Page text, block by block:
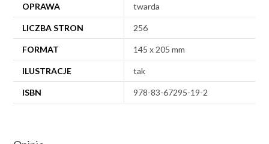
OPRAWA twarda
LICZBA STRON 256
FORMAT 145 x 205 mm
ILUSTRACJE tak
ISBN 978-83-67295-19-2